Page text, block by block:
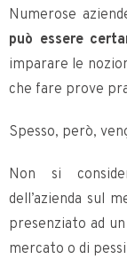
Numerose
può essere
imparare le
che fare prove
Spesso, però,
Non si
dell’azienda sul
presenziato ad
mercato o di